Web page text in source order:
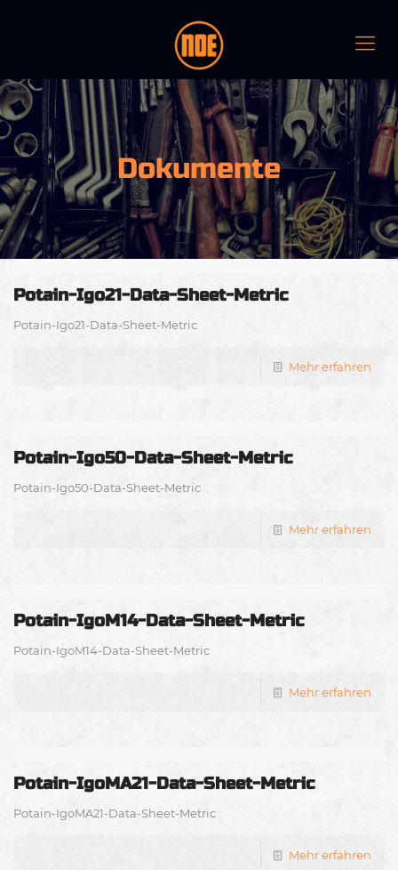
Dokumente
Potain-Igo21-Data-Sheet-Metric
Potain-Igo21-Data-Sheet-Metric
Mehr erfahren
Potain-Igo50-Data-Sheet-Metric
Potain-Igo50-Data-Sheet-Metric
Mehr erfahren
Potain-IgoM14-Data-Sheet-Metric
Potain-IgoM14-Data-Sheet-Metric
Mehr erfahren
Potain-IgoMA21-Data-Sheet-Metric
Potain-IgoMA21-Data-Sheet-Metric
Mehr erfahren